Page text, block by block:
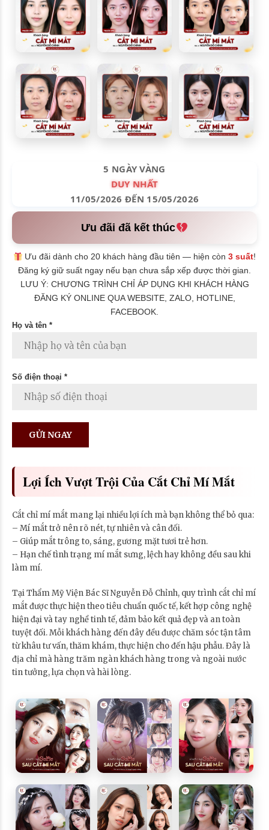
5 NGÀY VÀNG
DUY NHẤT
11/05/2026 ĐẾN 15/05/2026
Ưu đãi đã kết thúc
Ưu đãi dành cho 20 khách hàng đầu tiên — hiện còn3 suất!
Đăng ký giữ suất ngay nếu bạn chưa sắp xếp được thời gian.
LƯU Ý: CHƯƠNG TRÌNH CHỈ ÁP DỤNG KHI KHÁCH HÀNG
ĐĂNG KÝ ONLINE QUA WEBSITE, ZALO, HOTLINE,
FACEBOOK.
Họ và tên *
Số điện thoại *
Lợi Ích Vượt Trội Của Cắt Chỉ Mí Mắt
Cắt chỉ mí mắt mang lại nhiều lợi ích mà bạn không thể bỏ qua:
– Mí mắt trở nên rõ nét, tự nhiên và cân đối.
– Giúp mắt trông to, sáng, gương mặt tươi trẻ hơn.
– Hạn chế tình trạng mí mắt sưng, lệch hay không đều sau khi
làm mí.
Tại Thẩm Mỹ Viện Bác Sĩ Nguyễn Đỗ Chỉnh, quy trình cắt chỉ mí
mắt được thực hiện theo tiêu chuẩn quốc tế, kết hợp công nghệ
hiện đại và tay nghề tinh tế, đảm bảo kết quả đẹp và an toàn
tuyệt đối. Mỗi khách hàng đến đây đều được chăm sóc tận tâm
từ khâu tư vấn, thăm khám, thực hiện cho đến hậu phẫu. Đây là
địa chỉ mà hàng trăm ngàn khách hàng trong và ngoài nước
tin tưởng, lựa chọn và hài lòng.